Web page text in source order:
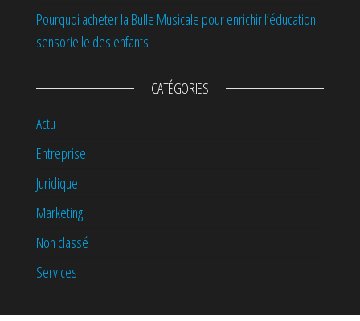
Pourquoi acheter la Bulle Musicale pour enrichir l’éducation
sensorielle des enfants
CATÉGORIES
Actu
Entreprise
Juridique
Marketing
Non classé
Services